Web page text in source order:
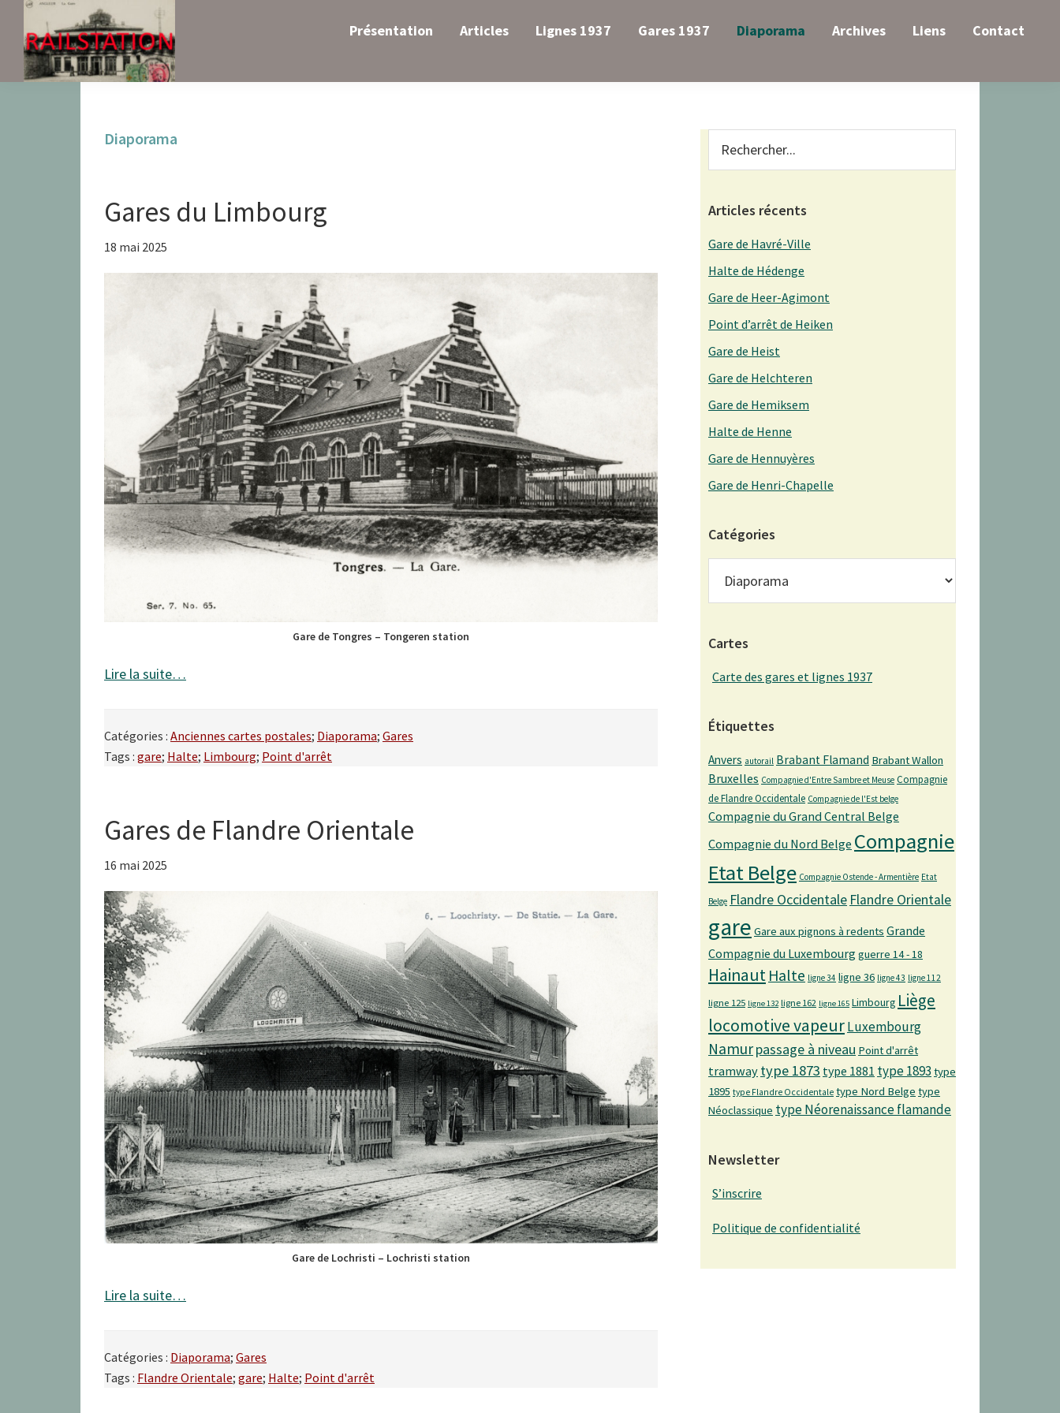
primary
navigation
main
content
primary
sidebar
Présentation Articles Lignes 1937 Gares 1937 Diaporama Archives Liens Contact
Diaporama
Gares du Limbourg
18 mai 2025
Gare de Tongres – Tongeren station
Lire la suite…
Catégories : Anciennes cartes postales; Diaporama; Gares
Tags : gare; Halte; Limbourg; Point d'arrêt
Gares de Flandre Orientale
16 mai 2025
Gare de Lochristi – Lochristi station
Lire la suite…
Catégories : Diaporama; Gares
Tags : Flandre Orientale; gare; Halte; Point d'arrêt
Primary
Sidebar
Articles récents
Gare de Havré-Ville
Halte de Hédenge
Gare de Heer-Agimont
Point d’arrêt de Heiken
Gare de Heist
Gare de Helchteren
Gare de Hemiksem
Halte de Henne
Gare de Hennuyères
Gare de Henri-Chapelle
Catégories
Cartes
Carte des gares et lignes 1937
Étiquettes
Anvers autorail Brabant Flamand Brabant Wallon
Bruxelles Compagnie d'Entre Sambre et Meuse Compagnie
de Flandre Occidentale Compagnie de l'Est belge
Compagnie du Grand Central Belge
Compagnie du Nord Belge Compagnie
Etat Belge Compagnie Ostende - Armentière Etat
Belge Flandre Occidentale Flandre Orientale
gare Gare aux pignons à redents Grande
Compagnie du Luxembourg guerre 14 - 18
Hainaut Halte ligne 34 ligne 36 ligne 43 ligne 112
ligne 125 ligne 132 ligne 162 ligne 165 Limbourg Liège
locomotive vapeurLuxembourg
Namurpassage à niveau Point d'arrêt
tramway type 1873 type 1881 type 1893 type
1895 type Flandre Occidentale type Nord Belge type
Néoclassique type Néorenaissance flamande
Newsletter
S’inscrire
Politique de confidentialité